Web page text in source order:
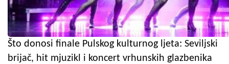
Što donosi finale Pulskog kulturnog ljeta: Seviljski
brijač, hit mjuzikl i koncert vrhunskih glazbenika